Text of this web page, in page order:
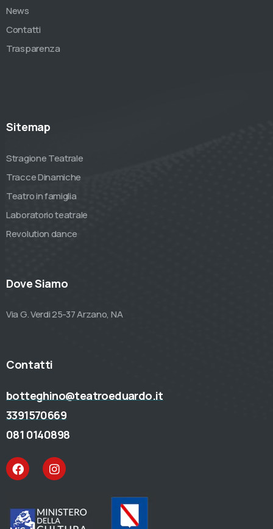
News
Contatti
Trasparenza
Sitemap
Stragione Teatrale
Tracce Dinamiche
Teatro in famiglia
Laboratorio teatrale
Revolution dance
Dove Siamo
Via G. Verdi 25-37 Arzano, NA
Contatti
botteghino@teatroeduardo.it
3391570669
081 0140898